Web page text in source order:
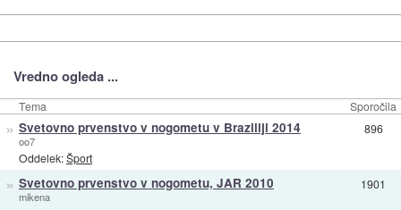
Vredno ogleda ...
Tema Sporočila
» Svetovno prvenstvo v nogometu v Braziliji 2014
oo7
Oddelek:Šport
896
» Svetovno prvenstvo v nogometu, JAR 2010
mikena
1901